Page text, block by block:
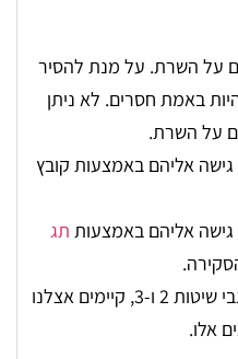
על השרת. על מנת להסיר
באמת חסרים. לא ניתן
על השרת.
אליהם באמצעות קובץ
גישה אליהם באמצעות תג
לקוראים המעוניינים להרחיב לגבי שיטות 2 ו-3, קיימים אצלנו
אלו.